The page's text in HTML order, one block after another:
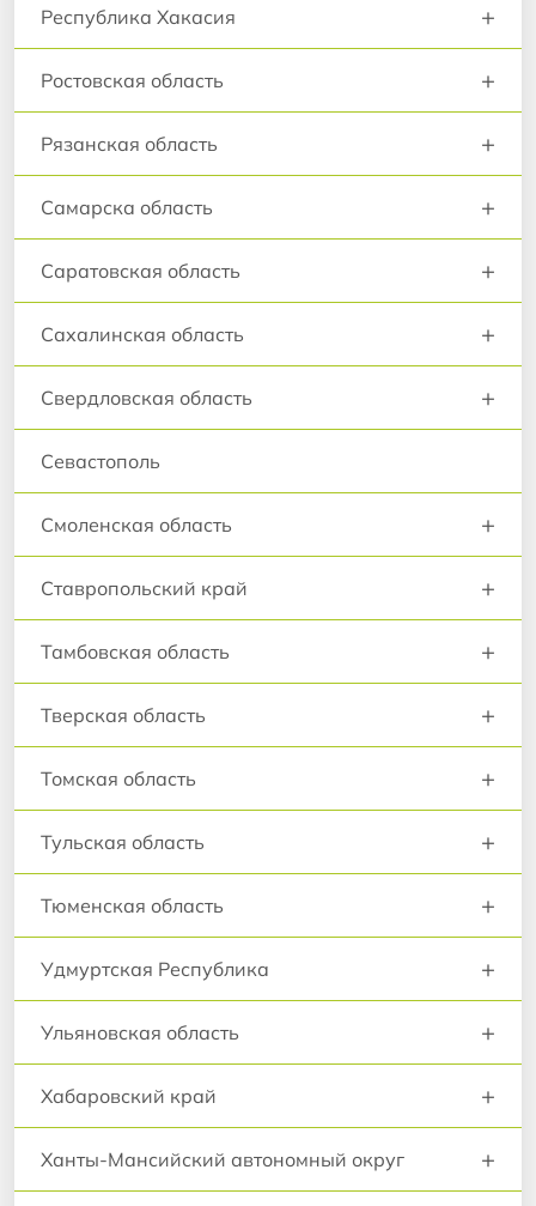
Республика Хакасия +
Ростовская область +
Рязанская область +
Самарска область +
Саратовская область +
Сахалинская область +
Свердловская область +
Севастополь
Смоленская область +
Ставропольский край +
Тамбовская область +
Тверская область +
Томская область +
Тульская область +
Тюменская область +
Удмуртская Республика +
Ульяновская область +
Хабаровский край +
Ханты-Мансийский автономный округ +